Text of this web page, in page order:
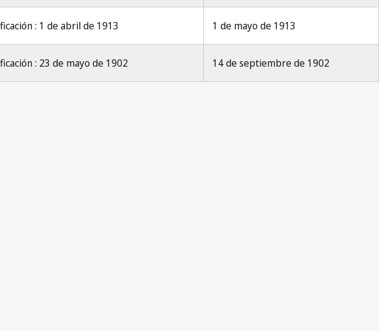
: 1 de abril de 1913 1 de mayo de 1913
: 23 de mayo de 1902 14 de septiembre de 1902